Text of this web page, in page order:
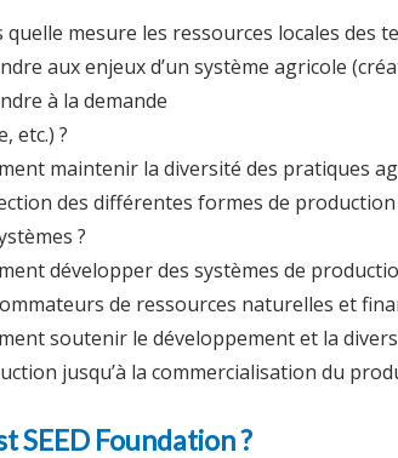
quelle mesure les ressources locales des
aux enjeux d’un système agricole
à la demande
etc.) ?
maintenir la diversité des pratiques
des différentes formes de production
?
développer des systèmes de
de ressources naturelles et
soutenir le développement et la
jusqu’à la commercialisation du
SEED Foundation ?